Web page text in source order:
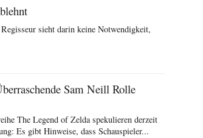
sieht darin keine Notwendigkeit,
Sam Neill Rolle
The Legend of Zelda spekulieren derzeit
Es gibt Hinweise, dass Schauspieler...